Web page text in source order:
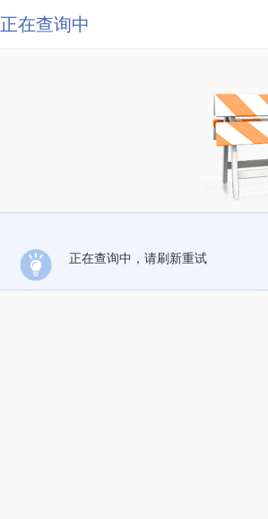
正在查询中
正在查询中，请刷新重试